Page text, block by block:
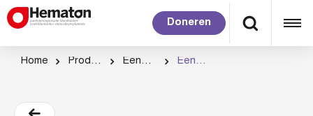
Doneren
Home Productcategorie Eenmalig doneren Eenmalige donatie van 7,50 euro